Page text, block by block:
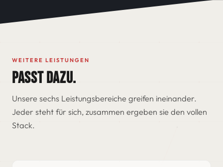
WEITERE LEISTUNGEN
PASST DAZU.
Unsere sechs Leistungsbereiche greifen ineinander.
Jeder steht für sich, zusammen ergeben sie den vollen
Stack.